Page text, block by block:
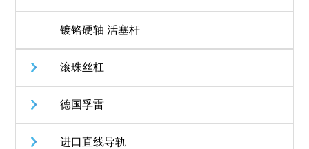
镀铬硬轴 活塞杆
滚珠丝杠
德国孚雷
进口直线导轨